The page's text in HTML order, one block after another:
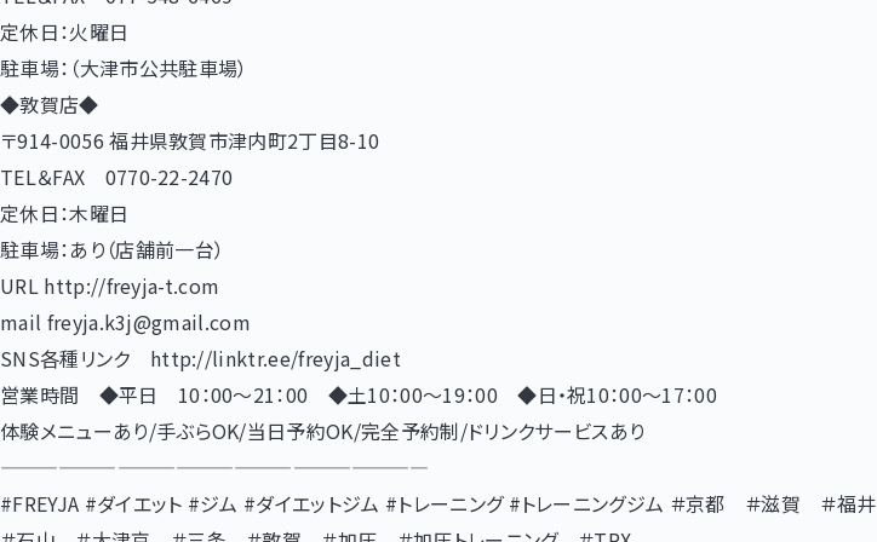
定休日：火曜日
駐車場：（大津市公共駐車場）
◆敦賀店◆
〒914-0056 福井県敦賀市津内町2丁目8-10
TEL＆FAX 0770-22-2470
定休日：木曜日
駐車場：あり（店舗前一台）
URL http://freyja-t.com
mail freyja.k3j@gmail.com
SNS各種リンク http://linktr.ee/freyja_diet
営業時間 ◆平日 10：00～21：00 ◆土10：00～19：00 ◆日・祝10：00～17：00
体験メニューあり/手ぶらOK/当日予約OK/完全予約制/ドリンクサービスあり
——————————————————————
#FREYJA #ダイエット #ジム #ダイエットジム #トレーニング #トレーニングジム ＃京都 ＃滋賀 ＃福井